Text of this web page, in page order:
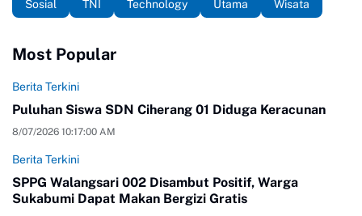
Sosial
TNI Technology Utama Wisata
Most Popular
Berita Terkini
Puluhan Siswa SDN Ciherang 01 Diduga Keracunan
8/07/2026 10:17:00 AM
Berita Terkini
SPPG Walangsari 002 Disambut Positif, Warga
Sukabumi Dapat Makan Bergizi Gratis